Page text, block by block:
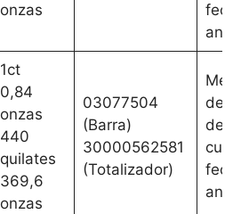
onzas
fecha
1ct
0,84
onzas
440
quilates
369,6
onzas
03077504
(Barra)
30000562581
(Totalizador)
del 2
de
fecha